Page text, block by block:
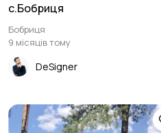
с.Бобриця
Бобриця
9 місяців тому
DeSigner